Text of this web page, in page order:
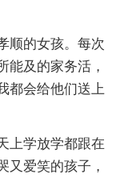
顺的女孩。每次
能及的家务活，
都会给他们送上
上学放学都跟在
又爱笑的孩子，